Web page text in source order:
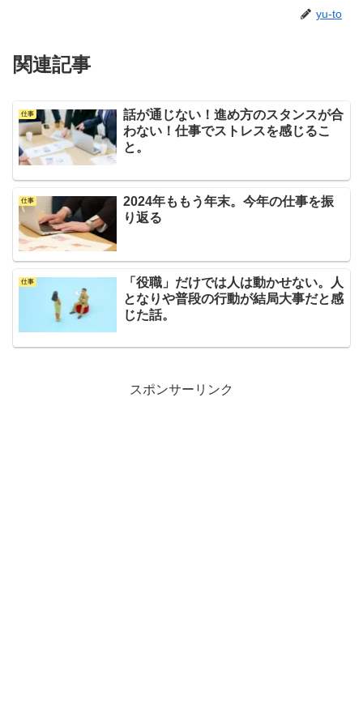
yu-to
関連記事
仕事
話が通じない！進め方のスタンスが合
わない！仕事でストレスを感じるこ
と。
仕事
2024年ももう年末。今年の仕事を振
り返る
仕事
「役職」だけでは人は動かせない。人
となりや普段の行動が結局大事だと感
じた話。
スポンサーリンク